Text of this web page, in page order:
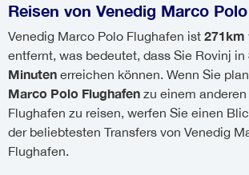
Reisen von Venedig Marco
Venedig Marco Polo Flughafen ist 271km
entfernt, was bedeutet, dass Sie Rovinj in
Minuten erreichen können. Wenn Sie
Marco Polo Flughafen zu einem
Flughafen zu reisen, werfen Sie einen
der beliebtesten Transfers von Venedig
Flughafen.